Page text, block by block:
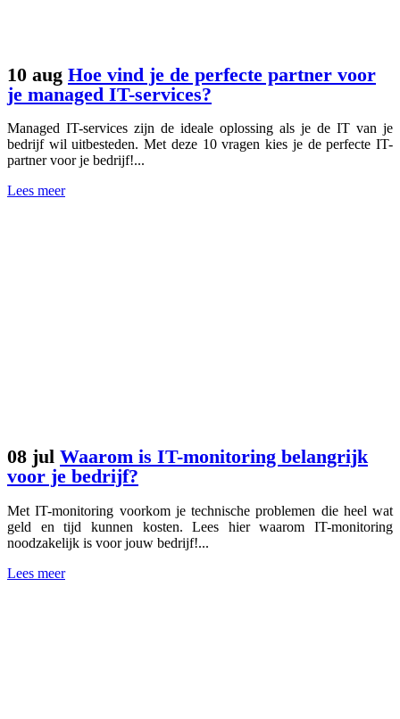
10 aug Hoe vind je de perfecte partner voor
je managed IT-services?
Managed IT-services zijn de ideale oplossing als je de IT van je
bedrijf wil uitbesteden. Met deze 10 vragen kies je de perfecte IT-
partner voor je bedrijf!...
Lees meer
08 jul Waarom is IT-monitoring belangrijk
voor je bedrijf?
Met IT-monitoring voorkom je technische problemen die heel wat
geld en tijd kunnen kosten. Lees hier waarom IT-monitoring
noodzakelijk is voor jouw bedrijf!...
Lees meer